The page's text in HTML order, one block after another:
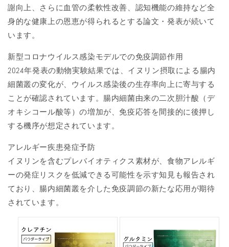
謝向上、さらに血管の柔軟性改善、認知機能の維持など全
身的な健康上の恩恵が得られるとする論文・発表が続いて
います。
新型コロナウイルス感染モデルでの免疫調節作用
2024年発表の動物実験結果では、イヌリン摂取による腸内
細菌叢の変化が、ウイルス感染後の生存率向上に寄与する
ことが確認されています。腸内細菌由来の二次胆汁酸（デ
オキシコール酸等）の増加が、免疫応答を間接的に後押し
する機序が想定されています。
アレルギー疾患発症予防
イヌリンを含むプレバイオティクス素材が、食物アレルギ
ーの発症リスクを低減できる可能性を示す知見も報告され
ており、腸内細菌叢を介した免疫調節の新たな応用が期待
されています。